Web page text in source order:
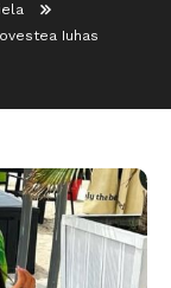
Iuhas